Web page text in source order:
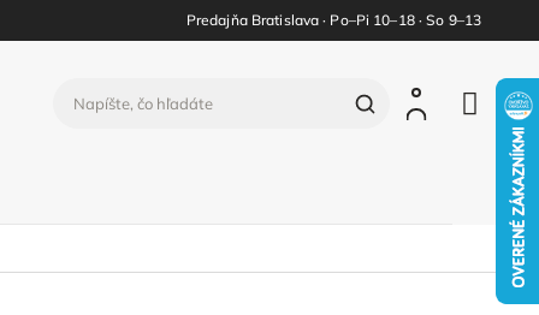
Predajňa Bratislava · Po–Pi 10–18 · So 9–13